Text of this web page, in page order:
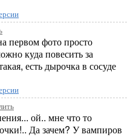
первом фото просто
куда повесить за
есть дырочка в сосуде
ой.. мне что то
Да зачем? У вампиров